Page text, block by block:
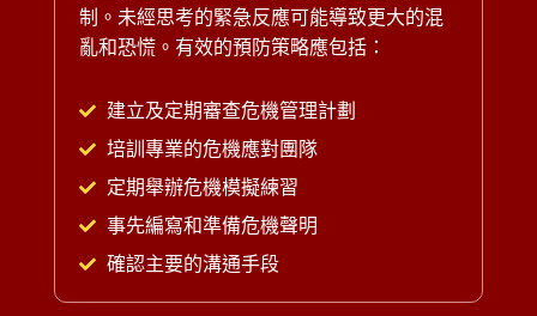
制。未經思考的緊急反應可能導致更大的混
亂和恐慌。有效的預防策略應包括：
建立及定期審查危機管理計劃
培訓專業的危機應對團隊
定期舉辦危機模擬練習
事先編寫和準備危機聲明
確認主要的溝通手段